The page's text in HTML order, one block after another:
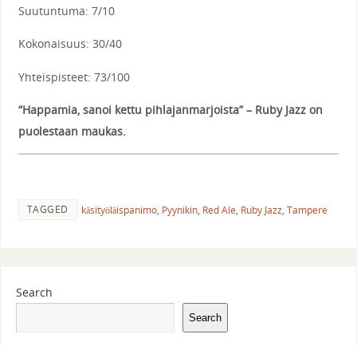
Suutuntuma: 7/10
Kokonaisuus: 30/40
Yhteispisteet: 73/100
“Happamia, sanoi kettu pihlajanmarjoista” – Ruby Jazz on
puolestaan maukas.
TAGGED käsityöläispanimo, Pyynikin, Red Ale, Ruby Jazz, Tampere
Search
Search